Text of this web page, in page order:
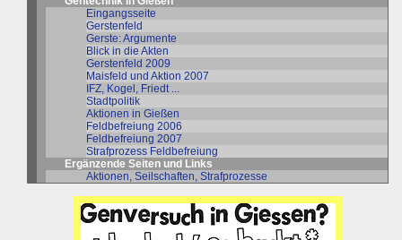
Eingangsseite
Gerstenfeld
Gerste: Argumente
Blick in die Akten
Gerstenfeld 2009
Maisfeld und Aktion 2007
IFZ, Kogel, Friedt ...
Stadtpolitik
Aktionen in Gießen
Feldbefreiung 2006
Feldbefreiung 2007
Strafprozess Feldbefreiung
Ergänzende Seiten und Links
Aktionen, Seilschaften, Strafprozesse